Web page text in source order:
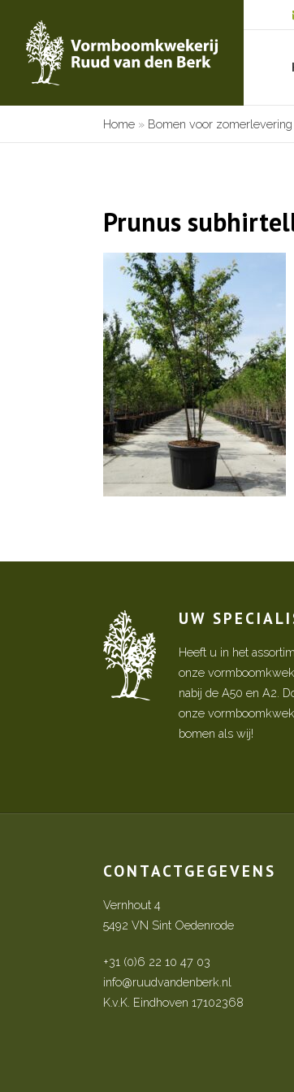
Home » Bomen voor
Prunus
UW
Heeft u in het
onze
nabij de A50 en A2.
onze
bomen als wij!
CONTACTGEGEVENS
Vernhout 4
5492 VN Sint Oedenrode
+31 (0)6 22 10 47 03
info@ruudvandenberk.nl
K.v.K. Eindhoven 17102368